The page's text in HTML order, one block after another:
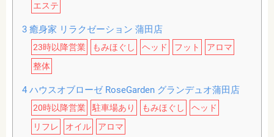
エステ
3癒身家 リラクゼーション 蒲田店
23時以降営業 もみほぐし ヘッド フット
アロマ
整体
4ハウスオブローゼ RoseGarden グランデュオ蒲田店
20時以降営業 駐車場あり もみほぐし
ヘッド
リフレ
オイル アロマ